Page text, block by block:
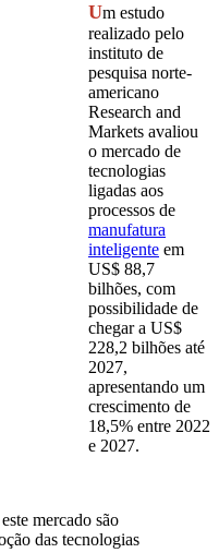
Um estudo
realizado pelo
instituto de
pesquisa norte-
americano
Research and
Markets avaliou
o mercado de
tecnologias
ligadas aos
processos de
manufatura
inteligente em
US$ 88,7
bilhões, com
possibilidade de
chegar a US$
228,2 bilhões até
2027,
apresentando um
crescimento de
18,5% entre 2022
e 2027.
mercado são
das tecnologias